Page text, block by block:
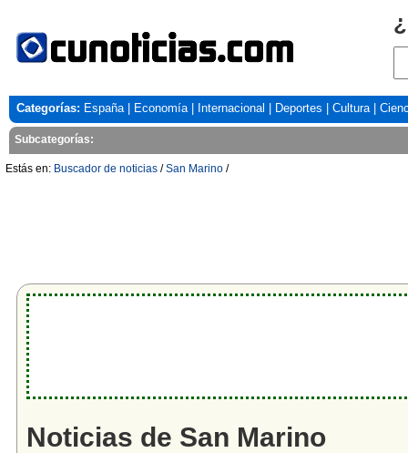
Categorías: España| Economía| Internacional Deportes Cultura|
Subcategorías:
Estás en: Buscador de noticias /San Marino /
Noticias de San Marino